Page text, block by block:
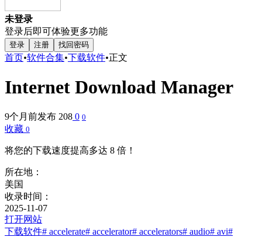
未登录
登录后即可体验更多功能
登录 注册 找回密码
首页•软件合集•下载软件•正文
Internet Download Manager
9个月前发布 208 0 0
收藏 0
将您的下载速度提高多达 8 倍！
所在地：
美国
收录时间：
2025-11-07
打开网站
下载软件# accelerate# accelerator# accelerators# audio# avi#